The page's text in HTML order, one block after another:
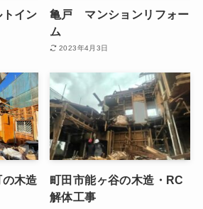
イン
亀戸 マンションリフォー
ム
2023年4月3日
木造
町田市能ヶ谷の木造・RC
解体工事